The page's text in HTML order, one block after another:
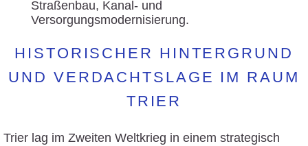
Straßenbau, Kanal- und
Versorgungsmodernisierung.
HISTORISCHER HINTERGRUND
UND VERDACHTSLAGE IM RAUM
TRIER
Trier lag im Zweiten Weltkrieg in einem strategisch